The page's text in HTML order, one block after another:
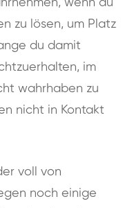
wenn du
zu lösen, um Platz
du damit
im
wahrhaben zu
nicht in Kontakt
voll von
noch einige